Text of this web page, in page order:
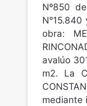
Nº850
obra:
avalúo
m2. La
mediante